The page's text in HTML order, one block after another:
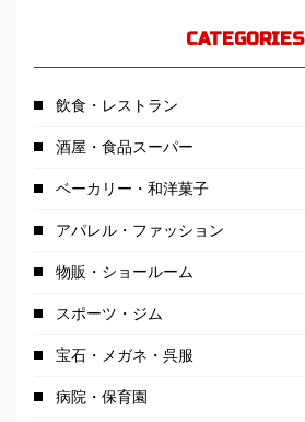
CATEGORIES
飲食・レストラン
酒屋・食品スーパー
ベーカリー・和洋菓子
アパレル・ファッション
物販・ショールーム
スポーツ・ジム
宝石・メガネ・呉服
病院・保育園